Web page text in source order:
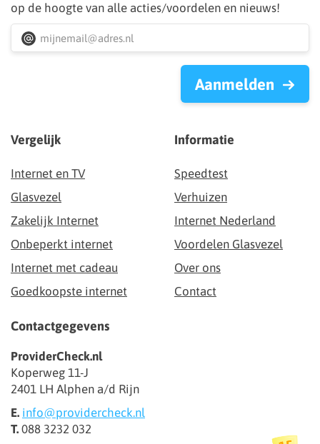
op de hoogte van alle acties/voordelen en nieuws!
Aanmelden
Contactgegevens
ProviderCheck.nl
Koperweg 11-J
2401 LH Alphen a/d Rijn
E. info@providercheck.nl
T. 088 3232 032
Vergelijk
Internet en TV
Glasvezel
Zakelijk Internet
Onbeperkt internet
Internet met cadeau
Goedkoopste internet
Informatie
Speedtest
Verhuizen
Internet Nederland
Voordelen Glasvezel
Over ons
Contact